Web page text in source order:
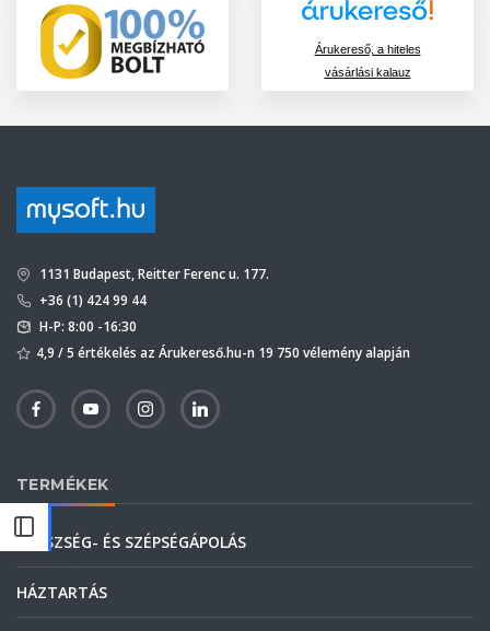
Árukereső, a hiteles
vásárlási kalauz
1131 Budapest, Reitter Ferenc u. 177.
+36 (1) 424 99 44
H-P: 8:00 -16:30
4,9 / 5 értékelés az Árukereső.hu-n 19 750 vélemény alapján
TERMÉKEK
EGÉSZSÉG- ÉS SZÉPSÉGÁPOLÁS
HÁZTARTÁS